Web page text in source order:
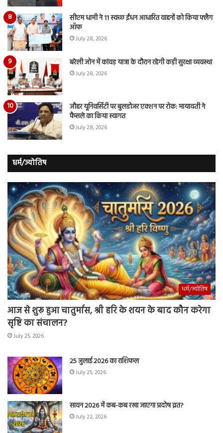
सीएम धामी ने 11 स्वच्छ ईंधन आधारित वाहनों को किया फ्लैग
ऑफ
July 28, 2026
बरेली जोन में कांवड़ यात्रा के दौरान रहेगी कड़ी सुरक्षा व्यवस्था
July 28, 2026
जौहर यूनिवर्सिटी पर बुलडोजर एक्शन पर रोक: मायावती ने
फैसले का किया स्वागत
July 28, 2026
धर्म/ज्योतिष
धर्म/ज्योतिष
आज से शुरू हुआ चातुर्मास, श्री हरि के शयन के बाद कौन करेगा
सृष्टि का संचालन?
July 25, 2026
25 जुलाई 2026 का राशिफल
July 25, 2026
सावन 2026 में कब-कब रखा जाएगा प्रदोष व्रत?
July 22, 2026